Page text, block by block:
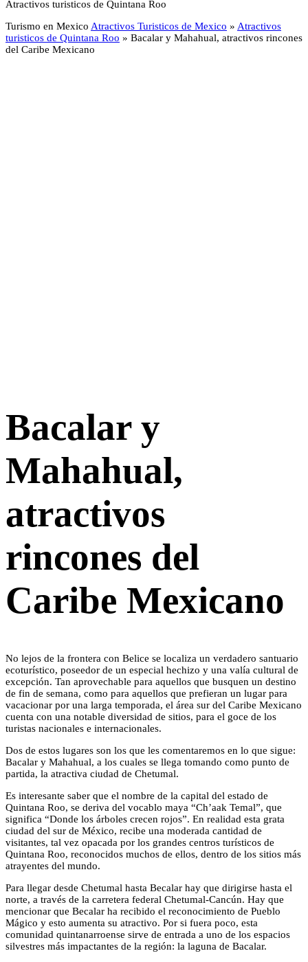
Atractivos turisticos de Quintana Roo
Turismo en Mexico Atractivos Turisticos de Mexico » Atractivos
turisticos de Quintana Roo » Bacalar y Mahahual, atractivos rincones
del Caribe Mexicano
Bacalar y
Mahahual,
atractivos
rincones del
Caribe Mexicano
No lejos de la frontera con Belice se localiza un verdadero santuario
ecoturístico, poseedor de un especial hechizo y una valía cultural de
excepción. Tan aprovechable para aquellos que busquen un destino
de fin de semana, como para aquellos que prefieran un lugar para
vacacionar por una larga temporada, el área sur del Caribe Mexicano
cuenta con una notable diversidad de sitios, para el goce de los
turistas nacionales e internacionales.
Dos de estos lugares son los que les comentaremos en lo que sigue:
Bacalar y Mahahual, a los cuales se llega tomando como punto de
partida, la atractiva ciudad de Chetumal.
Es interesante saber que el nombre de la capital del estado de
Quintana Roo, se deriva del vocablo maya “Ch’aak Temal”, que
significa “Donde los árboles crecen rojos”. En realidad esta grata
ciudad del sur de México, recibe una moderada cantidad de
visitantes, tal vez opacada por los grandes centros turísticos de
Quintana Roo, reconocidos muchos de ellos, dentro de los sitios más
atrayentes del mundo.
Para llegar desde Chetumal hasta Becalar hay que dirigirse hasta el
norte, a través de la carretera federal Chetumal-Cancún. Hay que
mencionar que Becalar ha recibido el reconocimiento de Pueblo
Mágico y esto aumenta su atractivo. Por si fuera poco, esta
comunidad quintanarroense sirve de entrada a uno de los espacios
silvestres más impactantes de la región: la laguna de Bacalar.